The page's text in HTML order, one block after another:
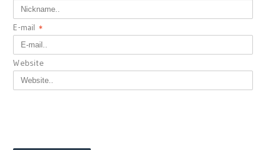
E-mail *
Website